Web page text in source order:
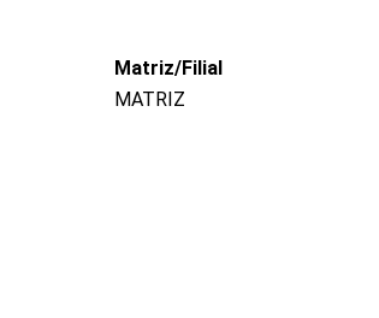
Matriz/Filial
MATRIZ